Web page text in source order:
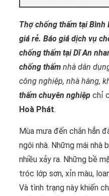
Thợ chống thấm tại Bình
giá rẻ. Báo giá dịch vụ
chống thấm tại Dĩ An
chống thấm nhà dân
công nghiệp, nhà hàng,
thấm chuyên nghiệp chỉ
Hoà Phát.
Mùa mưa đến chắn hẳn
ngôi nhà. Những mái
nhiều xảy ra. Những bề
tróc lớp sơn, xỉn màu,
Và tình trạng này khiến